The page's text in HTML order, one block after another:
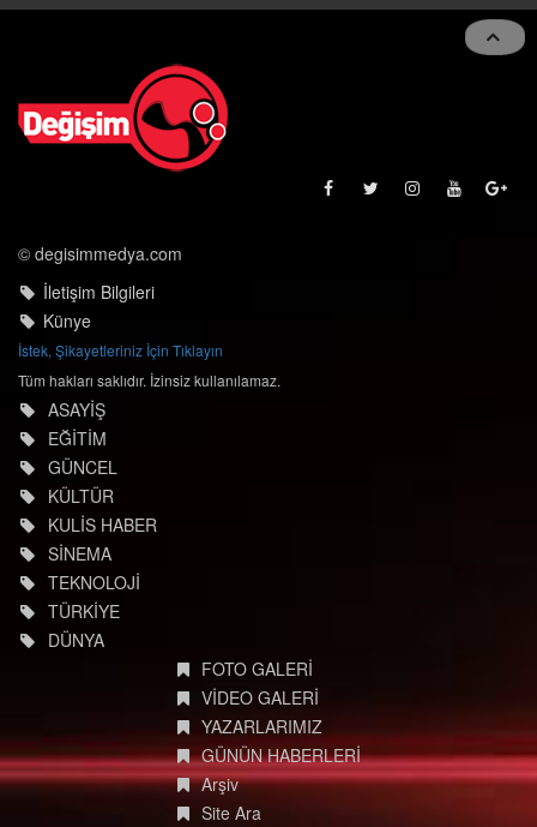
© degisimmedya.com
İletişim Bilgileri
Künye
İstek, Şikayetleriniz İçin Tıklayın
Tüm hakları saklıdır. İzinsiz kullanılamaz.
ASAYİŞ
EĞİTİM
GÜNCEL
KÜLTÜR
KULİS HABER
SİNEMA
TEKNOLOJİ
TÜRKİYE
DÜNYA
FOTO GALERİ
VİDEO GALERİ
YAZARLARIMIZ
GÜNÜN HABERLERİ
Arşiv
Site Ara